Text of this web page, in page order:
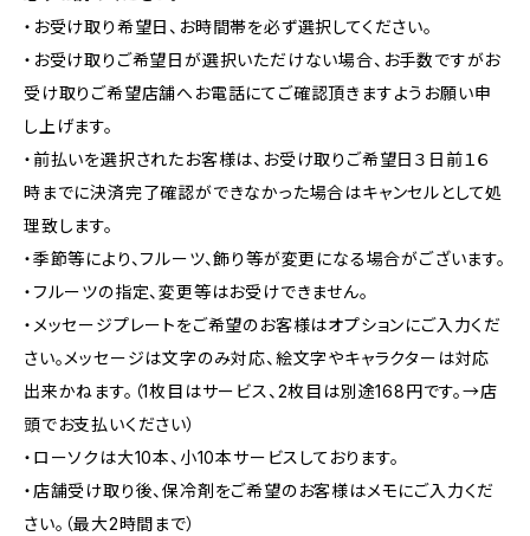
・お受け取り希望日、お時間帯を必ず選択してください。
・お受け取りご希望日が選択いただけない場合、お手数ですがお
受け取りご希望店舗へお電話にてご確認頂きますようお願い申
し上げます。
・前払いを選択されたお客様は、お受け取りご希望日３日前１６
時までに決済完了確認ができなかった場合はキャンセルとして処
理致します。
・季節等により、フルーツ、飾り等が変更になる場合がございます。
・フルーツの指定、変更等はお受けできません。
・メッセージプレートをご希望のお客様はオプションにご入力くだ
さい。メッセージは文字のみ対応、絵文字やキャラクターは対応
出来かねます。（1枚目はサービス、2枚目は別途168円です。→店
頭でお支払いください）
・ローソクは大10本、小10本サービスしております。
・店舗受け取り後、保冷剤をご希望のお客様はメモにご入力くだ
さい。（最大2時間まで）